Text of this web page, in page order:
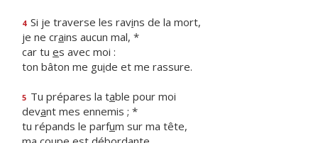
4 Si je traverse les ravins de la mort,
je ne crains aucun mal, *
car tu es avec moi :
ton bâton me guide et me rassure.
5 Tu prépares la table pour moi
devant mes ennemis ; *
tu répands le parfum sur ma tête,